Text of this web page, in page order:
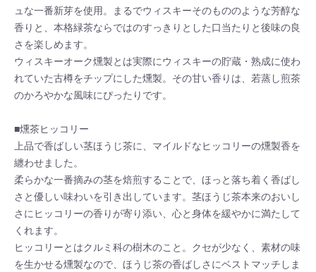
ュな一番新芽を使用。まるでウィスキーそのもののような芳醇な
香りと、本格緑茶ならではのすっきりとした口当たりと後味の良
さを楽しめます。
ウィスキーオーク燻製とは実際にウィスキーの貯蔵・熟成に使わ
れていた古樽をチップにした燻製。その甘い香りは、若蒸し煎茶
のかろやかな風味にぴったりです。
■燻茶ヒッコリー
上品で香ばしい茎ほうじ茶に、マイルドなヒッコリーの燻製香を
纏わせました。
柔らかな一番摘みの茎を焙煎することで、ほっと落ち着く香ばし
さと優しい味わいを引き出しています。茎ほうじ茶本来のおいし
さにヒッコリーの香りが寄り添い、心と身体を緩やかに満たして
くれます。
ヒッコリーとはクルミ科の樹木のこと。クセが少なく、素材の味
を生かせる燻製なので、ほうじ茶の香ばしさにベストマッチしま